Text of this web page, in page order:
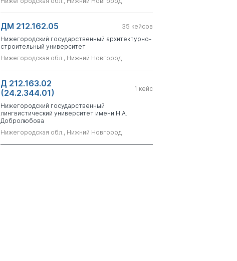
ДМ 212.162.05 35 кейсов
Нижегородский государственный архитектурно-
строительный университет
Нижегородская обл., Нижний Новгород
Д 212.163.02
(24.2.344.01)
1 кейс
Нижегородский государственный
лингвистический университет имени Н.А.
Добролюбова
Нижегородская обл., Нижний Новгород